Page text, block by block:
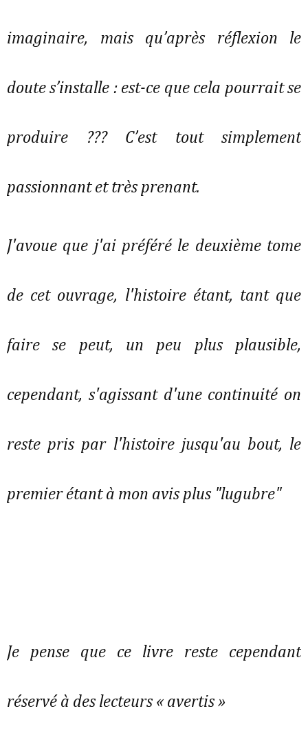
imaginaire, mais qu’après réflexion le
doute s’installe : est-ce que cela pourrait se
produire ??? C’est tout simplement
passionnant et très prenant.
J'avoue que j'ai préféré le deuxième tome
de cet ouvrage, l'histoire étant, tant que
faire se peut, un peu plus plausible,
cependant, s'agissant d'une continuité on
reste pris par l'histoire jusqu'au bout, le
premier étant à mon avis plus "lugubre"
Je pense que ce livre reste cependant
réservé à des lecteurs « avertis »